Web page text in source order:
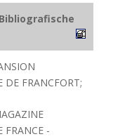
DE FRANCFORT;
FRANCE -